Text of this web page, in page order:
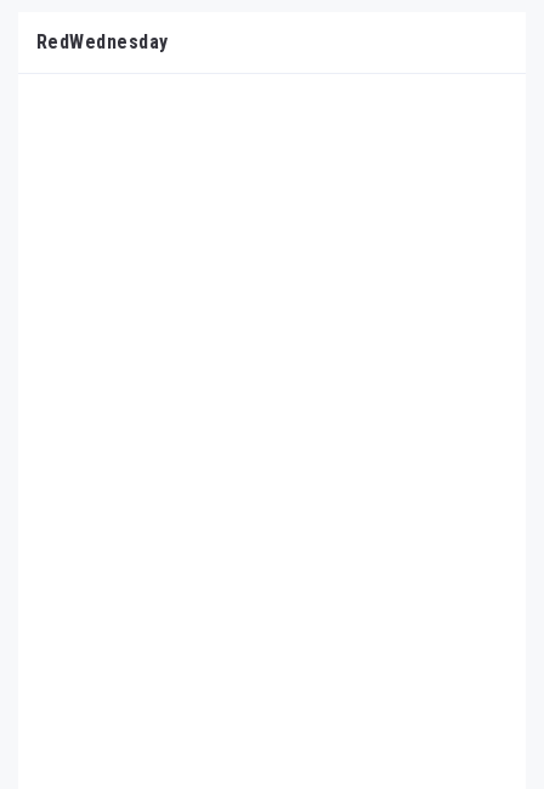
RedWednesday